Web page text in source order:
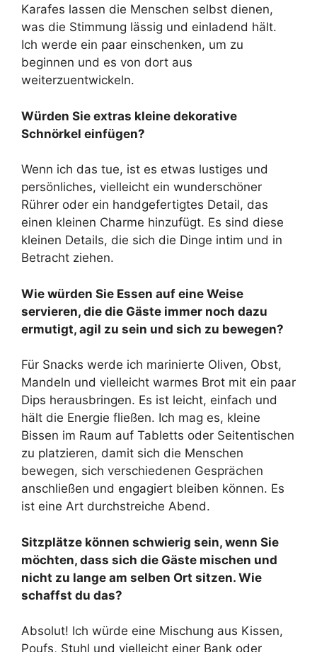
Karafes lassen die Menschen selbst dienen,
was die Stimmung lässig und einladend hält.
Ich werde ein paar einschenken, um zu
beginnen und es von dort aus
weiterzuentwickeln.
Würden Sie extras kleine dekorative
Schnörkel einfügen?
Wenn ich das tue, ist es etwas lustiges und
persönliches, vielleicht ein wunderschöner
Rührer oder ein handgefertigtes Detail, das
einen kleinen Charme hinzufügt. Es sind diese
kleinen Details, die sich die Dinge intim und in
Betracht ziehen.
Wie würden Sie Essen auf eine Weise
servieren, die die Gäste immer noch dazu
ermutigt, agil zu sein und sich zu bewegen?
Für Snacks werde ich marinierte Oliven, Obst,
Mandeln und vielleicht warmes Brot mit ein paar
Dips herausbringen. Es ist leicht, einfach und
hält die Energie fließen. Ich mag es, kleine
Bissen im Raum auf Tabletts oder Seitentischen
zu platzieren, damit sich die Menschen
bewegen, sich verschiedenen Gesprächen
anschließen und engagiert bleiben können. Es
ist eine Art durchstreiche Abend.
Sitzplätze können schwierig sein, wenn Sie
möchten, dass sich die Gäste mischen und
nicht zu lange am selben Ort sitzen. Wie
schaffst du das?
Absolut! Ich würde eine Mischung aus Kissen,
Poufs, Stuhl und vielleicht einer Bank oder